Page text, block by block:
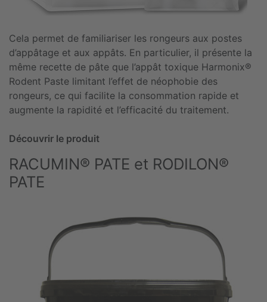
Cela permet de familiariser les rongeurs aux postes
d’appâtage et aux appâts. En particulier, il présente la
même recette de pâte que l’appât toxique Harmonix®
Rodent Paste limitant l’effet de néophobie des
rongeurs, ce qui facilite la consommation rapide et
augmente la rapidité et l’efficacité du traitement.
Découvrir le produit
RACUMIN® PATE et RODILON®
PATE